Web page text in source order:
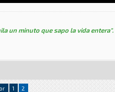
un minuto que sapo la vida entera".
1 2